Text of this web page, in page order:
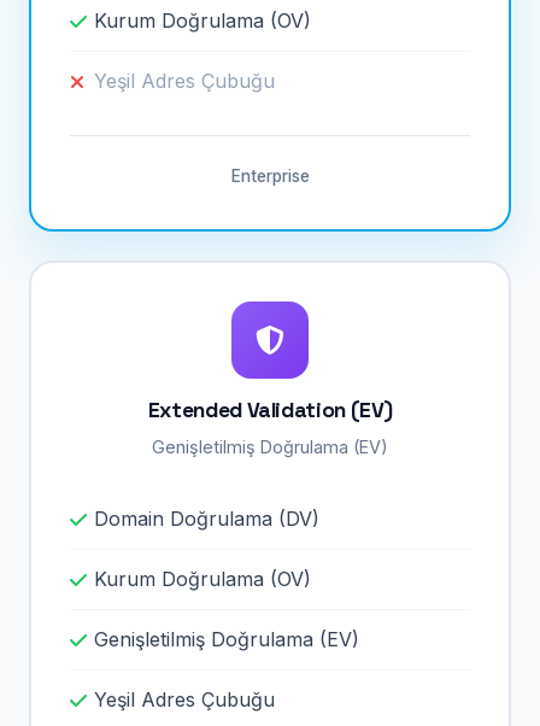
Kurum Doğrulama (OV)
Yeşil Adres Çubuğu
Enterprise
Extended Validation (EV)
Genişletilmiş Doğrulama (EV)
Domain Doğrulama (DV)
Kurum Doğrulama (OV)
Genişletilmiş Doğrulama (EV)
Yeşil Adres Çubuğu